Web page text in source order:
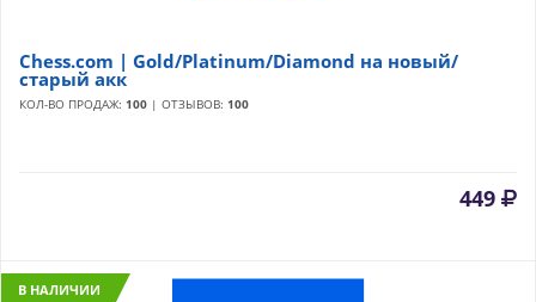
Chess.com | Gold/Platinum/Diamond на новый/
старый акк
КОЛ-ВО ПРОДАЖ: 100 | ОТЗЫВОВ: 100
449
В НАЛИЧИИ